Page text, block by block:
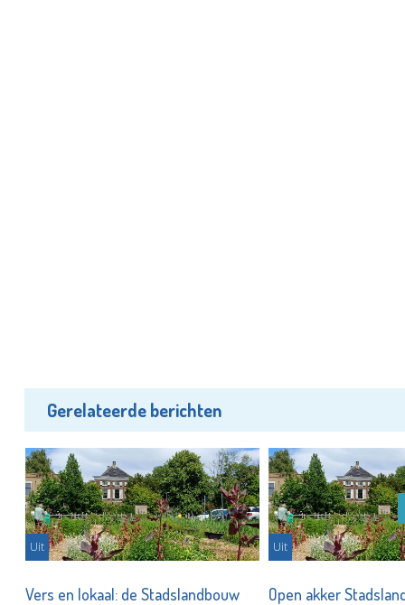
Gerelateerde berichten
Uit
Vers en lokaal: de Stadslandbouw
Uit
Open akker